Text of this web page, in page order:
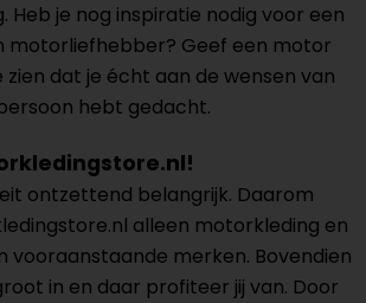
Heb je nog inspiratie nodig voor een
motorliefhebber? Geef een motor
zien dat je écht aan de wensen van
hebt gedacht.
ontzettend belangrijk. Daarom
alleen motorkleding en
vooraanstaande merken. Bovendien
in en daar profiteer jij van. Door